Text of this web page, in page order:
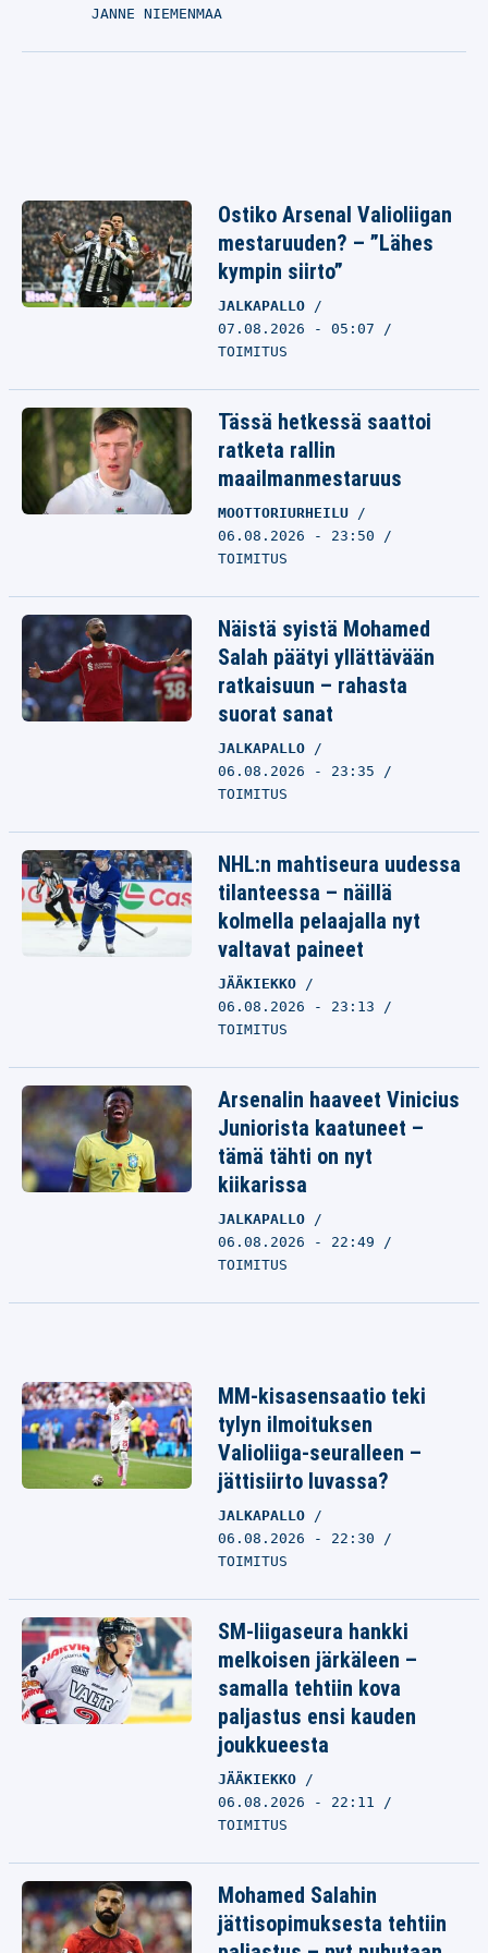
JANNE NIEMENMAA
Ostiko Arsenal Valioliigan
mestaruuden? – ”Lähes
kympin siirto”
JALKAPALLO
07.08.2026 - 05:07
TOIMITUS
Tässä hetkessä saattoi
ratketa rallin
maailmanmestaruus
MOOTTORIURHEILU
06.08.2026 - 23:50
TOIMITUS
Näistä syistä Mohamed
Salah päätyi yllättävään
ratkaisuun – rahasta
suorat sanat
JALKAPALLO
06.08.2026 - 23:35
TOIMITUS
NHL:n mahtiseura uudessa
tilanteessa – näillä
kolmella pelaajalla nyt
valtavat paineet
JÄÄKIEKKO
06.08.2026 - 23:13
TOIMITUS
Arsenalin haaveet Vinicius
Juniorista kaatuneet –
tämä tähti on nyt
kiikarissa
JALKAPALLO
06.08.2026 - 22:49
TOIMITUS
MM-kisasensaatio teki
tylyn ilmoituksen
Valioliiga-seuralleen –
jättisiirto luvassa?
JALKAPALLO
06.08.2026 - 22:30
TOIMITUS
SM-liigaseura hankki
melkoisen järkäleen –
samalla tehtiin kova
paljastus ensi kauden
joukkueesta
JÄÄKIEKKO
06.08.2026 - 22:11
TOIMITUS
Mohamed Salahin
jättisopimuksesta tehtiin